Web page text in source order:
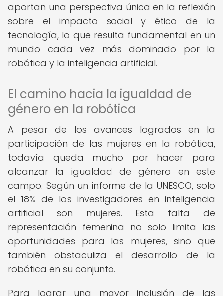
aportan una perspectiva única en la reflexión
sobre el impacto social y ético de la
tecnología, lo que resulta fundamental en un
mundo cada vez más dominado por la
robótica y la inteligencia artificial.
El camino hacia la igualdad de
género en la robótica
A pesar de los avances logrados en la
participación de las mujeres en la robótica,
todavía queda mucho por hacer para
alcanzar la igualdad de género en este
campo. Según un informe de la UNESCO, solo
el 18% de los investigadores en inteligencia
artificial son mujeres. Esta falta de
representación femenina no solo limita las
oportunidades para las mujeres, sino que
también obstaculiza el desarrollo de la
robótica en su conjunto.
Para lograr una mayor inclusión de las